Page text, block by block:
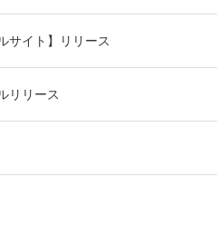
サイト】リリース
リリース